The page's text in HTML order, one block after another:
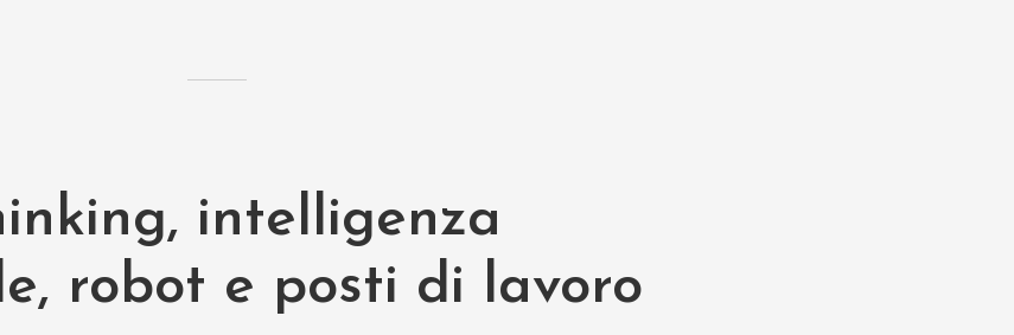
intelligenza
robot e posti di lavoro